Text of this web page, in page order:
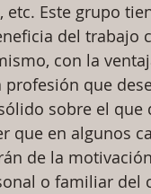
etc. Este grupo
del trabajo
con la
que
sobre el que
que en algunos
de la
o familiar del